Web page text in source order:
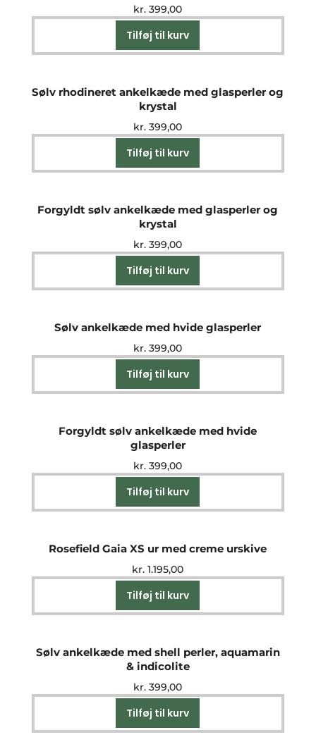
kr. 399,00
Tilføj til kurv
Sølv rhodineret ankelkæde med glasperler og
krystal
kr. 399,00
Tilføj til kurv
Forgyldt sølv ankelkæde med glasperler og
krystal
kr. 399,00
Tilføj til kurv
Sølv ankelkæde med hvide glasperler
kr. 399,00
Tilføj til kurv
Forgyldt sølv ankelkæde med hvide
glasperler
kr. 399,00
Tilføj til kurv
Rosefield Gaia XS ur med creme urskive
kr. 1.195,00
Tilføj til kurv
Sølv ankelkæde med shell perler, aquamarin
& indicolite
kr. 399,00
Tilføj til kurv